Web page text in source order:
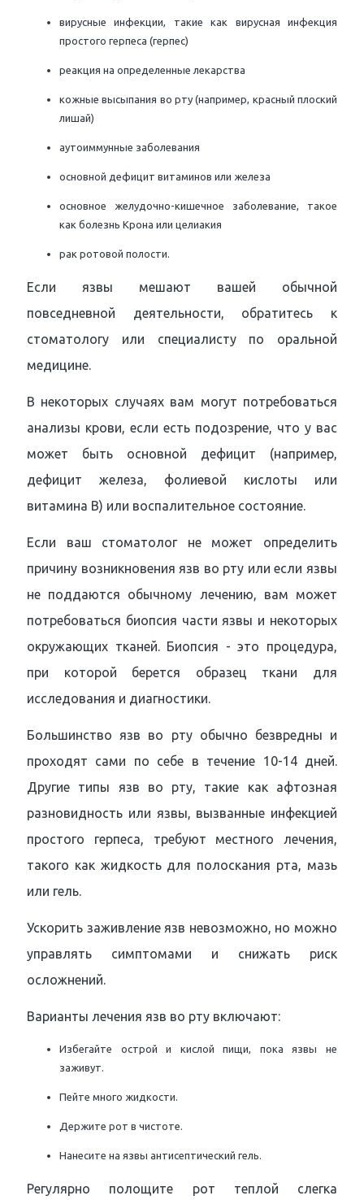
вирусные инфекции, такие как вирусная инфекция
простого герпеса (герпес)
реакция на определенные лекарства
кожные высыпания во рту (например, красный плоский
лишай)
аутоиммунные заболевания
основной дефицит витаминов или железа
основное желудочно-кишечное заболевание, такое
как болезнь Крона или целиакия
рак ротовой полости.
Если язвы мешают вашей обычной
повседневной деятельности, обратитесь к
стоматологу или специалисту по оральной
медицине.
В некоторых случаях вам могут потребоваться
анализы крови, если есть подозрение, что у вас
может быть основной дефицит (например,
дефицит железа, фолиевой кислоты или
витамина B) или воспалительное состояние.
Если ваш стоматолог не может определить
причину возникновения язв во рту или если язвы
не поддаются обычному лечению, вам может
потребоваться биопсия части язвы и некоторых
окружающих тканей. Биопсия - это процедура,
при которой берется образец ткани для
исследования и диагностики.
Большинство язв во рту обычно безвредны и
проходят сами по себе в течение 10-14 дней.
Другие типы язв во рту, такие как афтозная
разновидность или язвы, вызванные инфекцией
простого герпеса, требуют местного лечения,
такого как жидкость для полоскания рта, мазь
или гель.
Ускорить заживление язв невозможно, но можно
управлять симптомами и снижать риск
осложнений.
Варианты лечения язв во рту включают:
Избегайте острой и кислой пищи, пока язвы не
заживут.
Пейте много жидкости.
Держите рот в чистоте.
Нанесите на язвы антисептический гель.
Регулярно полощите рот теплой слегка